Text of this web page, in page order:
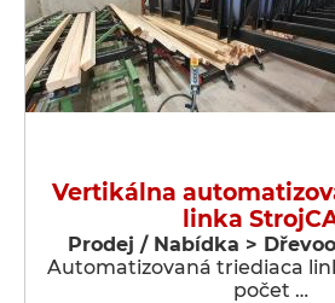
Vertikálna
linka
Prodej / Nabídka >
Automatizovaná triediaca
počet …